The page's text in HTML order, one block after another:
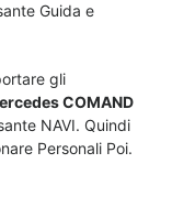
Guida e
gli
COMAND
NAVI. Quindi
Personali Poi.